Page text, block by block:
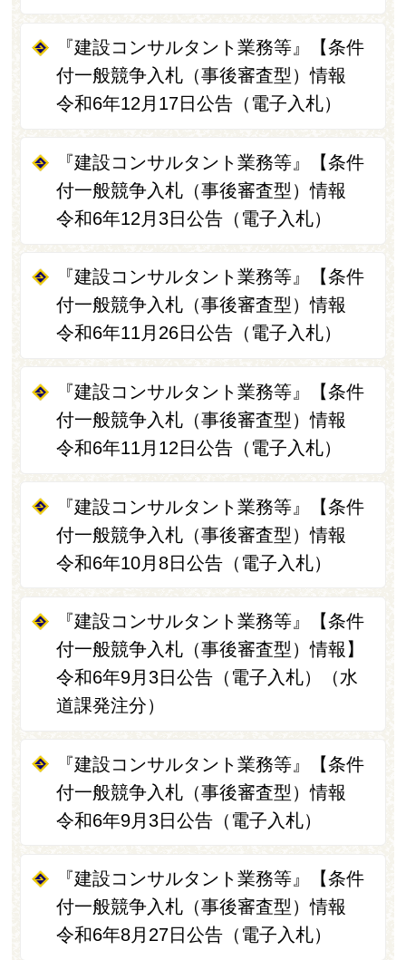
『建設コンサルタント業務等』【条件
付一般競争入札（事後審査型）情報
令和6年12月17日公告（電子入札）
『建設コンサルタント業務等』【条件
付一般競争入札（事後審査型）情報
令和6年12月3日公告（電子入札）
『建設コンサルタント業務等』【条件
付一般競争入札（事後審査型）情報
令和6年11月26日公告（電子入札）
『建設コンサルタント業務等』【条件
付一般競争入札（事後審査型）情報
令和6年11月12日公告（電子入札）
『建設コンサルタント業務等』【条件
付一般競争入札（事後審査型）情報
令和6年10月8日公告（電子入札）
『建設コンサルタント業務等』【条件
付一般競争入札（事後審査型）情報】
令和6年9月3日公告（電子入札）（水
道課発注分）
『建設コンサルタント業務等』【条件
付一般競争入札（事後審査型）情報
令和6年9月3日公告（電子入札）
『建設コンサルタント業務等』【条件
付一般競争入札（事後審査型）情報
令和6年8月27日公告（電子入札）